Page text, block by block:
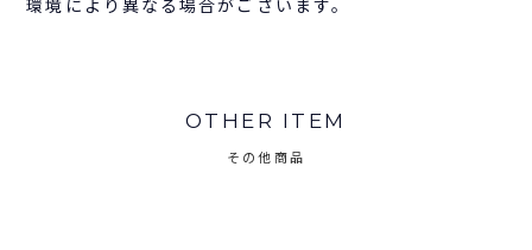
環境により異なる場合がございます。
OTHER ITEM
その他商品